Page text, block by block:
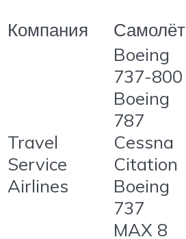
Компания
Самолёт
Travel
Service
Airlines
Boeing
737-800
Boeing
787
Cessna
Citation
Boeing
737
MAX 8